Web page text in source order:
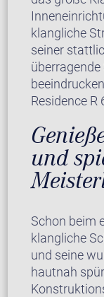
klangliche
seiner
Residence R
und
Schon beim
klangliche
und seine
hautnah